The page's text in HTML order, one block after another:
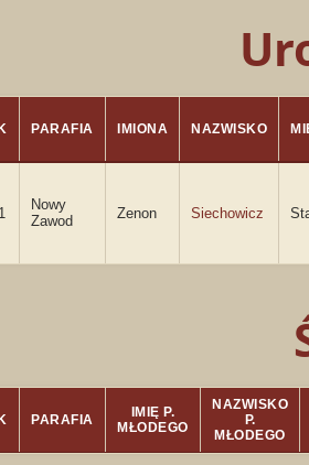
PARAFIA IMIONA NAZWISKO
Nowy
Zawod
Zenon Siechowicz
PARAFIA
IMIĘ P.
MŁODEGO
NAZWISKO
P.
MŁODEGO